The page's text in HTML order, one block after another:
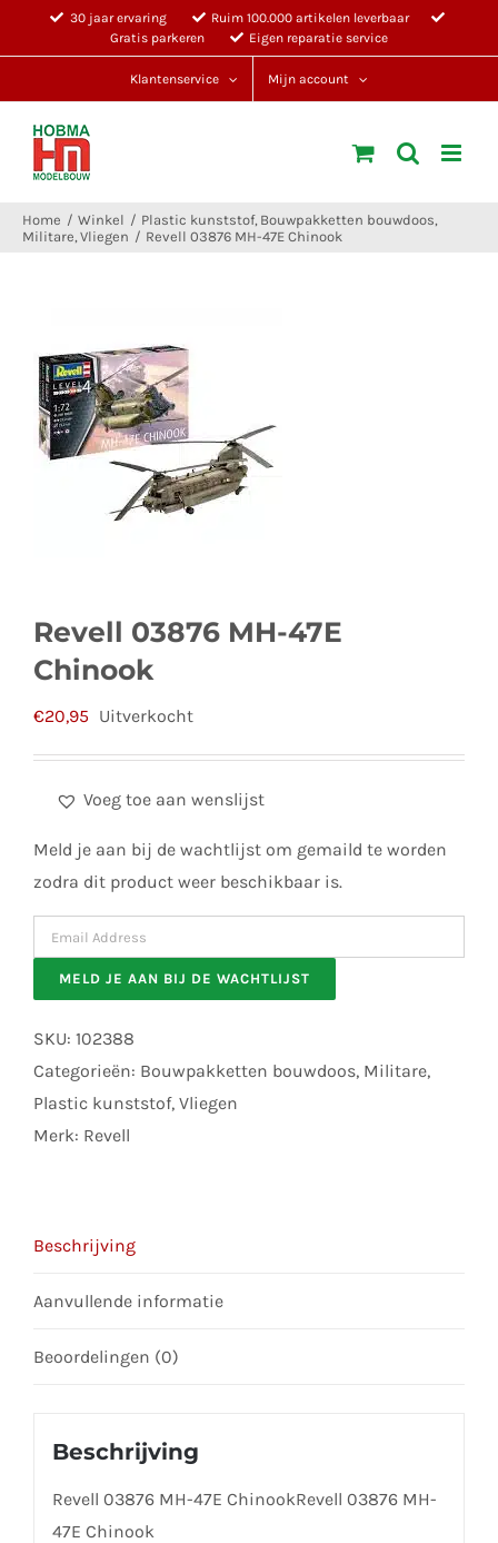
30 jaar ervaring
Ruim 100.000 artikelen leverbaar
Gratis parkeren
Eigen reparatie service
Klantenservice Mijn account
Home Winkel Plastic kunststof Bouwpakketten bouwdoos
Militare Vliegen Revell 03876 MH-47E Chinook
Revell 03876 MH-47E
Chinook
€20,95 Uitverkocht
Voeg toe aan wenslijst
Meld je aan bij de wachtlijst om gemaild te worden
zodra dit product weer beschikbaar is.
Enter
your
email
address
to
join
product
MELD JE AAN BIJ DE WACHTLIJST
SKU: 102388
Categorieën: Bouwpakketten bouwdoos, Militare,
Plastic kunststof, Vliegen
Merk: Revell
Beschrijving
Aanvullende informatie
Beoordelingen (0)
Beschrijving
Revell 03876 MH-47E ChinookRevell 03876 MH-
47E Chinook